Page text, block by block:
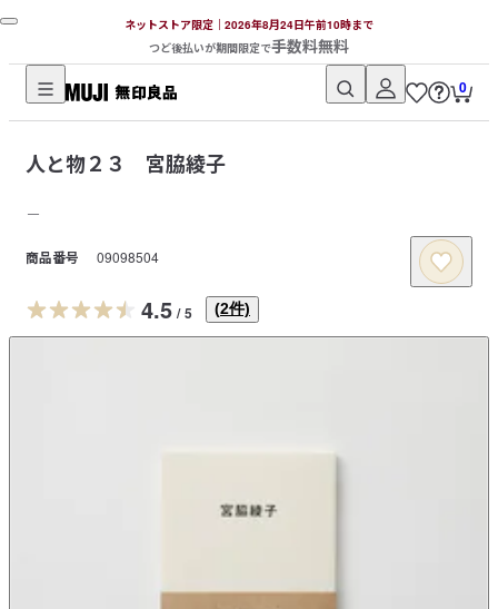
ネットストア限定｜2026年8月24日午前10時まで
つど後払いが期間限定で手数料無料
無
良
ッ
ス
ト
0
人と物２３ 宮脇綾子
－
商品番号 09098504
4.5 / 5 (2件)